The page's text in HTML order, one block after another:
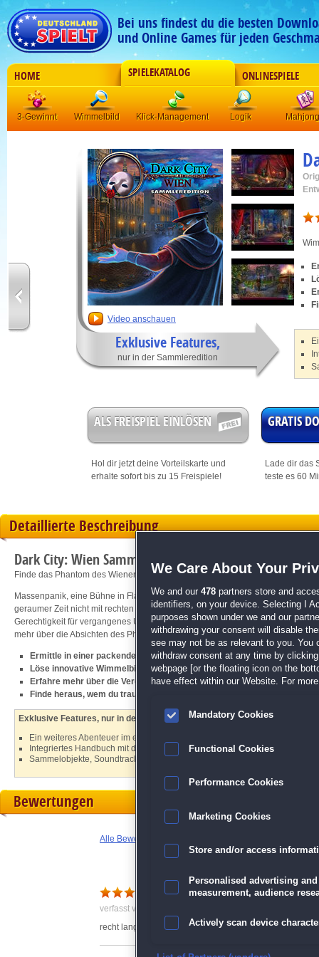
Bei uns findest du die besten
und Online Games für jeden
HOME SPIELEKATALOG ONLINESPIELE
3-Gewinnt Wimmelbild Klick-Management Logik Mahjong
Video anschauen
Exklusive Features,
nur in der Sammleredition
ALS FREISPIEL EINLÖSEN
Hol dir jetzt deine Vorteilskarte und
erhalte sofort bis zu 15 Freispiele!
GRATIS
Lade dir das
teste es 60
Detaillierte Beschreibung
Dark City: Wien Sammleredition
Finde das Phantom des Wiener Opernhauses!
Massenpanik, eine Bühne in Flammen, Schauspieler in Gefahr, ein verstörter
geraumer Zeit nicht mit rechten Dingen zu. Der Grund dafür ist ein Phantom,
Gerechtigkeit für vergangenes Unrecht faselt. Was steckt dahinter? Du, der
mehr über die Absichten des Phantoms herausfinden. Bist du bereit für eine
Ermittle in einer packenden Operngeschichte
Löse innovative Wimmelbilder und Minispiele
Erfahre mehr über die Vergangenheit des Theaters
Finde heraus, wem du trauen kannst und wem nicht
Exklusive Features, nur in der Sammleredition:
Ein weiteres Abenteuer im exklusiven Bonuskapitel
Integriertes Handbuch mit der Lösung
Sammelobjekte, Soundtrack, Hintergründe und mehr
Bewertungen
Alle Bewertungen anzeigen
schönes Spiel
verfasst von Jochen am 24.06.2020 um 23:16
recht lang, gute Minispiele und Wimmelbilder,
We Care About Your
We and our 478 partners store and
identifiers, on your device. Selecting I
purposes shown under we and our
withdrawing your consent will disable
see may not be as relevant to you. You
withdraw consent at any time by
webpage [or the floating icon on the
have effect within our Website. For
Mandatory Cookies
Functional Cookies
Performance Cookies
Marketing Cookies
Store and/or access
Personalised advertising
measurement, audience
Actively scan device